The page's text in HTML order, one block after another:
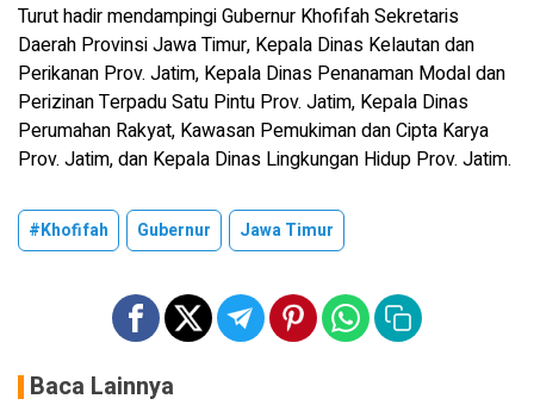
Turut hadir mendampingi Gubernur Khofifah Sekretaris
Daerah Provinsi Jawa Timur, Kepala Dinas Kelautan dan
Perikanan Prov. Jatim, Kepala Dinas Penanaman Modal dan
Perizinan Terpadu Satu Pintu Prov. Jatim, Kepala Dinas
Perumahan Rakyat, Kawasan Pemukiman dan Cipta Karya
Prov. Jatim, dan Kepala Dinas Lingkungan Hidup Prov. Jatim.
#Khofifah Gubernur Jawa Timur
Baca Lainnya